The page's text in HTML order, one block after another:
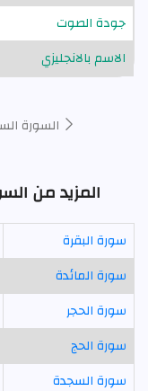
جودة الصوت
الاسم بالانجليزي
السورة
المزيد من
سورة البقرة
سورة المائدة
سورة الحجر
سورة الحج
سورة السجدة